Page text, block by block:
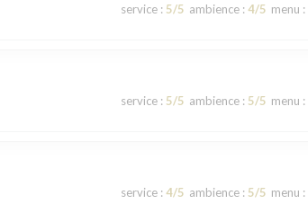
service : 5/5 ambience : 4/5 menu :
service : 5/5 ambience : 5/5 menu :
service : 4/5 ambience : 5/5 menu :